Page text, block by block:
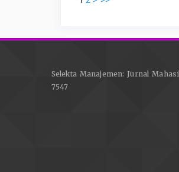
Selekta Manajemen: Jurnal
7547